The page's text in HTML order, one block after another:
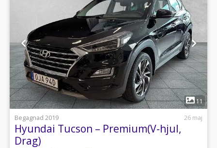
11
Begagnad 2019
26 maj
Hyundai Tucson – Premium(V-hjul,
Drag)